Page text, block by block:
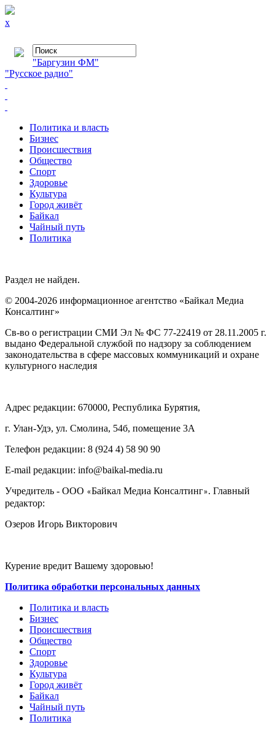
x
"Баргузин ФМ"
"Русское радио"
Политика и власть
Бизнес
Происшествия
Общество
Cпорт
Здоровье
Культура
Город живёт
Байкал
Чайный путь
Политика
Раздел не найден.
© 2004-2026 информационное агентство «Байкал Медиа
Консалтинг»
Св-во о регистрации СМИ Эл № ФС 77-22419 от 28.11.2005 г.
выдано Федеральной службой по надзору за соблюдением
законодательства в сфере массовых коммуникаций и охране
культурного наследия
Адрес редакции: 670000, Республика Бурятия,
г. Улан-Удэ, ул. Смолина, 54б, помещение 3А
Телефон редакции: ‎‎8 (924 4) 58 90 90
E-mail редакции: info@baikal-media.ru
Учредитель - ООО «Байкал Медиа Консалтинг». Главный
редактор:
Озеров Игорь Викторович
Курение вредит Вашему здоровью!
Политика обработки персональных данных
Политика и власть
Бизнес
Происшествия
Общество
Cпорт
Здоровье
Культура
Город живёт
Байкал
Чайный путь
Политика